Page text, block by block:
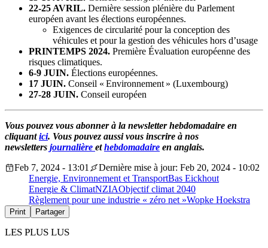
22-25 AVRIL. Dernière session plénière du Parlement
européen avant les élections européennes.
Exigences de circularité pour la conception des
véhicules et pour la gestion des véhicules hors d’usage
PRINTEMPS 2024. Première Évaluation européenne des
risques climatiques.
6-9 JUIN. Élections européennes.
17 JUIN. Conseil « Environnement » (Luxembourg)
27-28 JUIN. Conseil européen
Vous pouvez vous abonner à la newsletter hebdomadaire en
cliquantici. Vous pouvez aussi vous inscrire à nos
newsletters journalière ethebdomadaire en anglais.
Feb 7, 2024 - 13:01
Dernière mise à jour: Feb 20, 2024 - 10:02
Energie, Environnement et TransportBas Eickhout
Energie & ClimatNZIAObjectif climat 2040
Règlement pour une industrie « zéro net »Wopke Hoekstra
Print Partager
LES PLUS LUS